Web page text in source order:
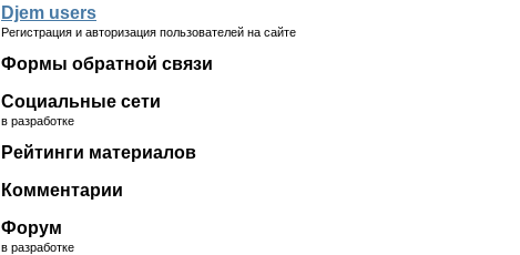
Djem users
Регистрация и авторизация пользователей на сайте
Формы обратной связи
Социальные сети
в разработке
Рейтинги материалов
Комментарии
Форум
в разработке